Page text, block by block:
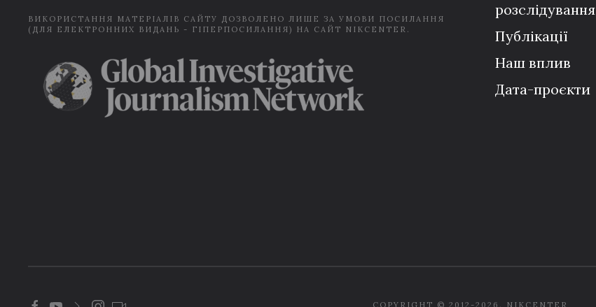
ВИКОРИСТАННЯ МАТЕРІАЛІВ САЙТУ ДОЗВОЛЕНО ЛИШЕ ЗА УМОВИ ПОСИЛАННЯ
(ДЛЯ ЕЛЕКТРОННИХ ВИДАНЬ - ГІПЕРПОСИЛАННЯ) НА САЙТ NIKCENTER.
розслідування
Публікації
Наш вплив
Дата-проєкти
COPYRIGHT © 2012-2026. NIKCENTER